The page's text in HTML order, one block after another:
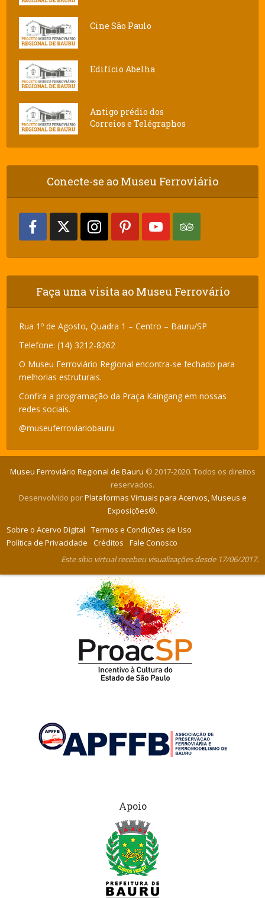
Cine São Paulo
Edifício Abelha
Antigo prédio dos
Correios e Telégraphos
Conecte-se ao Museu Ferroviário
Faça uma visita ao Museu Ferrovário
Rua 1º de Agosto, Quadra 1 – Centro – Bauru/SP
Telefone: (14) 3212-8262
O Museu Ferroviário Regional encontra-se fechado para
melhorias estruturais.
Confira a programação da Praça Kaingang em nossas
redes sociais.
@museuferroviariobauru
Museu Ferroviário Regional de Bauru © 2017-2020. Todos os direitos
reservados.
Desenvolvido porPlataformas Virtuais para Acervos, Museus e
Exposições®.
Sobre o Acervo Digital
Termos e Condições de Uso
Política de Privacidade
Créditos
Fale Conosco
Este sítio virtual recebeu visualizações desde 17/06/2017.
Apoio